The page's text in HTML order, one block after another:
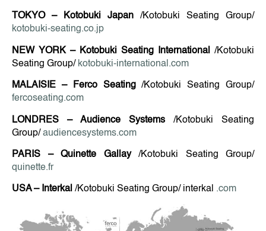
TOKYO – Kotobuki Japan /Kotobuki Seating Group/
kotobuki-seating.co.jp
NEW YORK – Kotobuki Seating International /Kotobuki
Seating Group/ kotobuki-international.com
MALAISIE – Ferco Seating/Kotobuki Seating Group/
fercoseating.com
LONDRES – Audience Systems /Kotobuki Seating
Group/audiencesystems.com
PARIS – Quinette Gallay/Kotobuki Seating Group/
quinette.fr
USA – Interkal /Kotobuki Seating Group/ interkal .com